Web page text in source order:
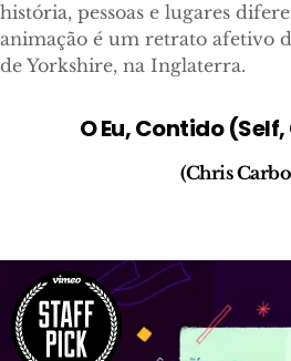
história, pessoas e lugares
animação é um retrato afetivo
de Yorkshire, na Inglaterra.
O Eu, Contido
(Chris